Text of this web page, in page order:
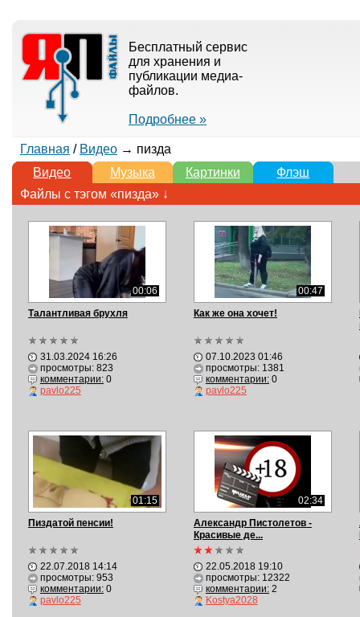
Бесплатный сервис
для хранения и
публикации медиа-
файлов.
Подробнее »
Главная / Видео→ пизда
Видео
Музыка Картинки
Флэш
Файлы с тэгом «пизда» ↓
00:06
Талантливая брухля
31.03.2024 16:26
просмотры: 823
комментарии:0
pavlo225
00:47
Как же она хочет!
07.10.2023 01:46
просмотры: 1381
комментарии:0
pavlo225
01:15
Пиздатой пенсии!
22.07.2018 14:14
просмотры: 953
комментарии:0
pavlo225
02:34
Александр Пистолетов -
Красивые де...
22.05.2018 19:10
просмотры: 12322
комментарии:2
Kostya2028